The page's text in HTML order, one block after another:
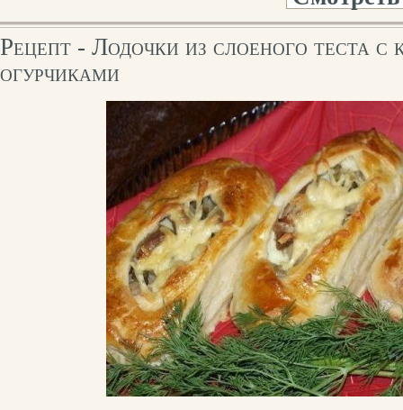
Рецепт - Лодочки из слоеного теста
огурчиками